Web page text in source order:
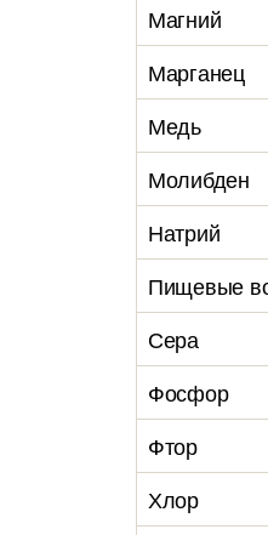
Магний
Марганец
Медь
Молибден
Натрий
Пищевые
Сера
Фосфор
Фтор
Хлор